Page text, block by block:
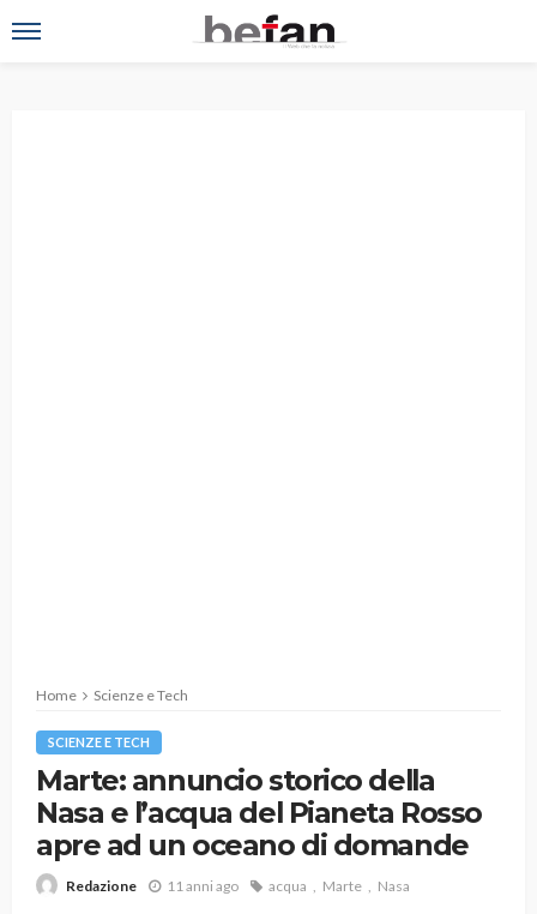
Home Scienze e Tech
SCIENZE E TECH
Marte: annuncio storico della
Nasa e l’acqua del Pianeta Rosso
apre ad un oceano di domande
Redazione 11 anni ago acqua Marte Nasa